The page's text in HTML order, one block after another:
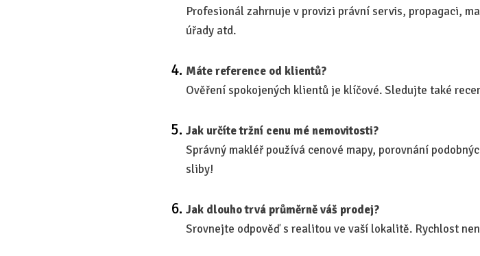
Profesionál zahrnuje v provizi právní servis, propagaci,
úřady atd.
Máte reference od klientů?
Ověření spokojených klientů je klíčové. Sledujte také
Jak určíte tržní cenu mé nemovitosti?
Správný makléř používá cenové mapy, porovnání
sliby!
Jak dlouho trvá průměrně váš prodej?
Srovnejte odpověď s realitou ve vaší lokalitě. Rychlost